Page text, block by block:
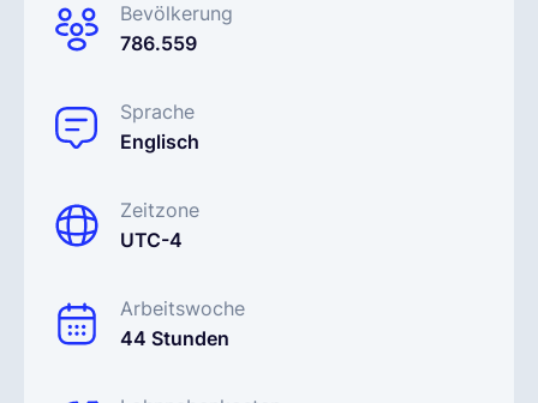
Bevölkerung
786.559
Sprache
Englisch
Zeitzone
UTC-4
Arbeitswoche
44 Stunden
EOR & Payroll
Contractor Management